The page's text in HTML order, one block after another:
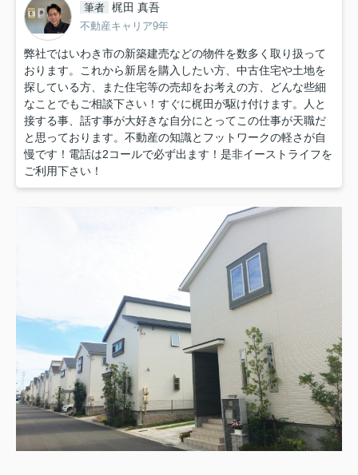
筆者 梶田 真吾
不動産キャリア9年
弊社ではいわき市の新築建売などの物件を数多く取り扱って
おります。これから新居を購入したい方、中古住宅や土地を
探している方、また住宅等の売却をお考えの方、どんな些細
なことでもご相談下さい！すぐに梶田が駆け付けます。人と
接する事、話す事が大好きな自分にとってこの仕事が天職だ
と思っております。不動産の知識とフットワークの軽さが自
慢です！電話は2コールで必ず出ます！是非イーストライフを
ご利用下さい！